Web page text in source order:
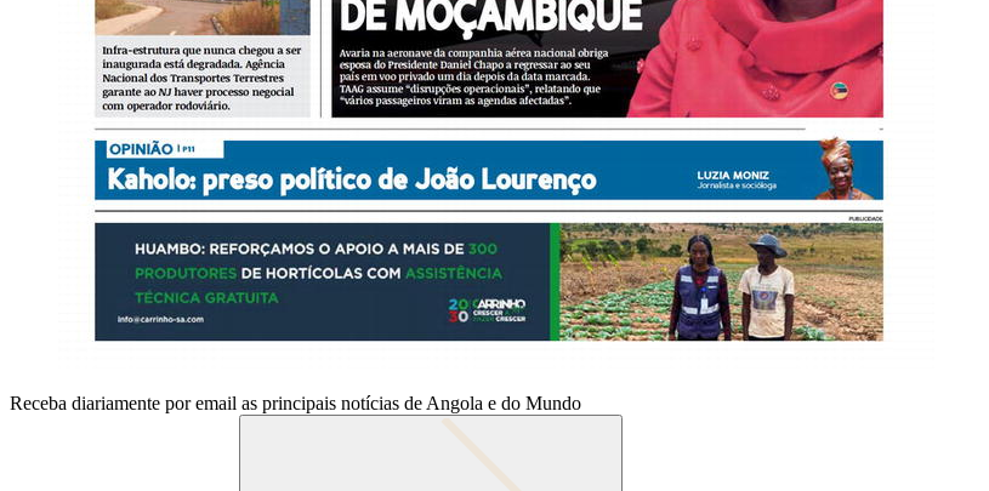
Receba diariamente por email as principais notícias de Angola e do Mundo